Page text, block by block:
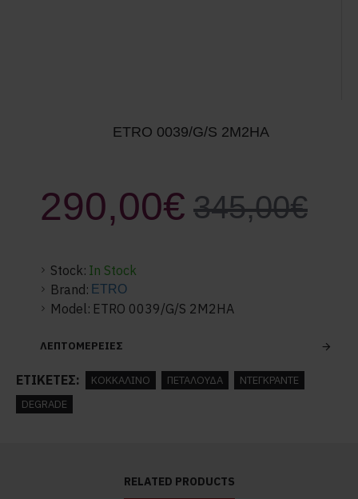
ETRO 0039/G/S 2Μ2ΗΑ
Stock: In Stock
Brand: ETRO
Model: ETRO 0039/G/S 2Μ2ΗΑ
290,00€ 345,00€
ΛΕΠΤΟΜΕΡΕΙΕΣ
ΕΤΙΚΈΤΕΣ: ΚΟΚΚΑΛΙΝΟ ΠΕΤΑΛΟΥΔΑ
ΝΤΕΓΚΡΑΝΤΕ
DEGRADE
RELATED PRODUCTS